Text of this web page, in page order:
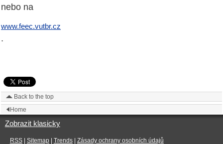
nebo na
www.feec.vutbr.cz
.
Back to the top
Home
Zobrazit klasicky
RSS| Sitemap| Trends| Zásady ochrany osobních údajů